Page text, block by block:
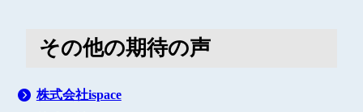
その他の期待の声
株式会社ispace